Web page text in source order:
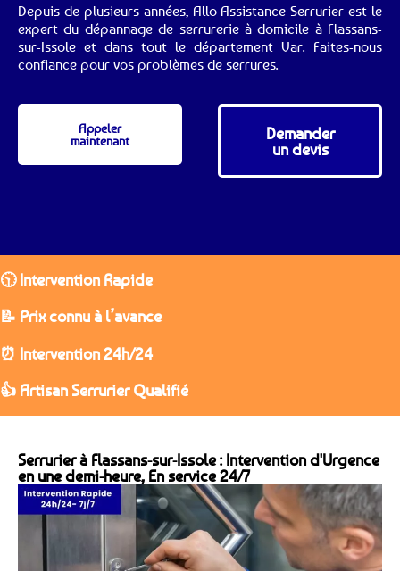
Depuis de plusieurs années, Allo Assistance Serrurier est le
expert du dépannage de serrurerie à domicile à Flassans-
sur-Issole et dans tout le département Var. Faites-nous
confiance pour vos problèmes de serrures.
Appeler
maintenant
Demander
un devis
🕥 Intervention Rapide
📝 Prix connu à l’avance
⏰ Intervention 24h/24
👍 Artisan Serrurier Qualifié
Serrurier à Flassans-sur-Issole : Intervention d'Urgence
en une demi-heure, En service 24/7